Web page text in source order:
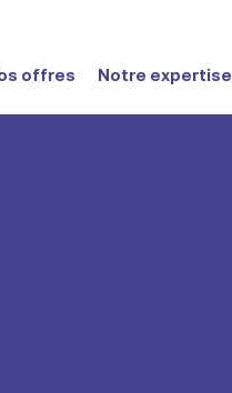
offres Notre expertise